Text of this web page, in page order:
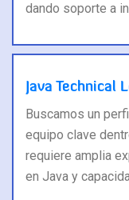
dando soporte a
Java Technical
Buscamos un
equipo clave
requiere amplia
en Java y